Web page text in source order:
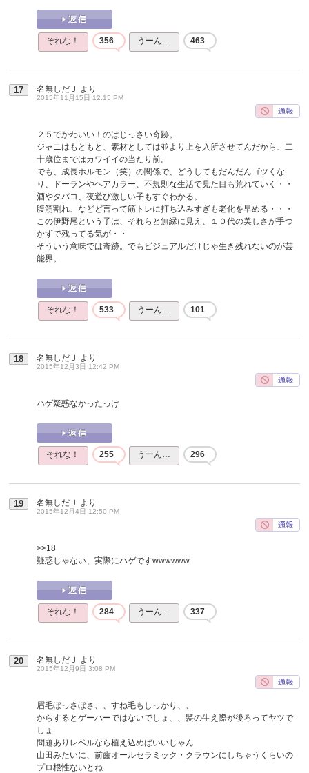
それな！ 356 うーん… 463
17 名無しだＪ より
2015年11月15日 12:15 PM
２５でかわいい！のはじっさい奇跡。
ジャニはもともと、素材としては並より上を入所させてんだから、二
十歳位まではカワイイの当たり前。
でも、成長ホルモン（笑）の関係で、どうしてもだんだんゴツくな
り、ドーランやヘアカラー、不規則な生活で見た目も荒れていく・・
酒やタバコ、夜遊び激しい子もすぐわかる。
腹筋割れ、などど言って筋トレに打ち込みすぎも老化を早める・・・
この伊野尾という子は、それらと無縁に見え、１０代の美しさが手つ
かずで残ってる気が・・
そういう意味では奇跡。でもビジュアルだけじゃ生き残れないのが芸
能界。
それな！ 533 うーん… 101
18 名無しだＪ より
2015年12月3日 12:42 PM
ハゲ疑惑なかったっけ
それな！ 255 うーん… 296
19 名無しだＪ より
2015年12月4日 12:50 PM
>>18
疑惑じゃない、実際にハゲですwwwwww
それな！ 284 うーん… 337
20 名無しだＪ より
2015年12月9日 3:08 PM
眉毛ぼっさぼさ、、すね毛もしっかり、、
からするとゲーハーではないでしょ、、髪の生え際が後ろってヤツで
しょ
問題ありレベルなら植え込めばいいじゃん
山田みたいに、前歯オールセラミック・クラウンにしちゃうくらいの
プロ根性ないとね